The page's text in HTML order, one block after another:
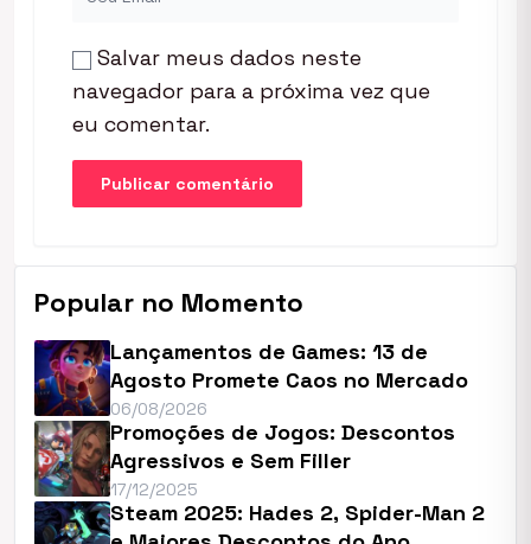
Salvar meus dados neste
navegador para a próxima vez que
eu comentar.
Popular no Momento
Lançamentos de Games: 13 de
Agosto Promete Caos no Mercado
06/08/2026
Promoções de Jogos: Descontos
Agressivos e Sem Filler
17/12/2025
Steam 2025: Hades 2, Spider-Man 2